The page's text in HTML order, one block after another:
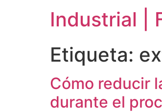
Industrial |
Etiqueta:
Cómo reducir
durante el